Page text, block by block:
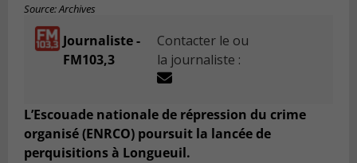
Source: Archives
Journaliste -
FM103,3
Contacter le ou
la journaliste :
L’Escouade nationale de répression du crime
organisé (ENRCO) poursuit la lancée de
perquisitions à Longueuil.